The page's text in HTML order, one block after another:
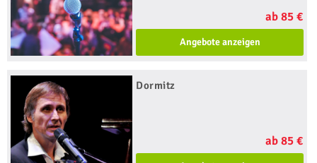
ab 85 €
Angebote anzeigen
Dormitz
ab 85 €